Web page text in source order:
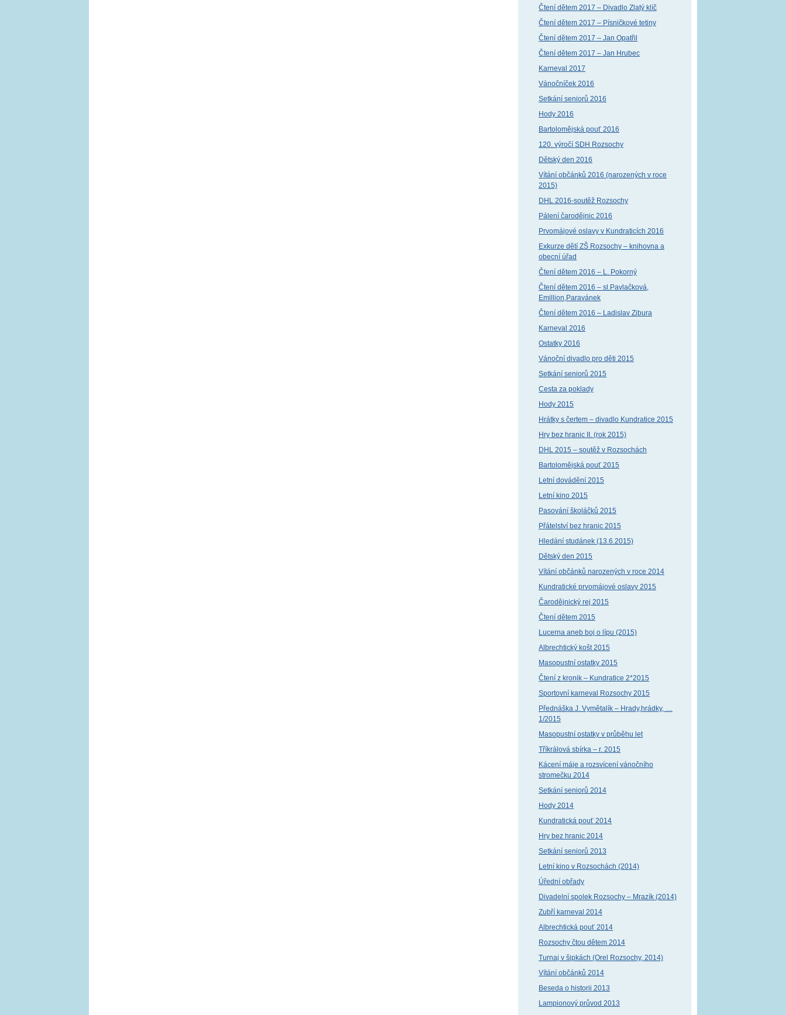
Čtení dětem 2017 – Divadlo Zlatý klíč
Čtení dětem 2017 – Písničkové tetiny
Čtení dětem 2017 – Jan Opatřil
Čtení dětem 2017 – Jan Hrubec
Karneval 2017
Vánočníček 2016
Setkání seniorů 2016
Hody 2016
Bartolomějská pouť 2016
120. výročí SDH Rozsochy
Dětský den 2016
Vítání občánků 2016 (narozených v roce
2015)
DHL 2016-soutěž Rozsochy
Pálení čarodějnic 2016
Prvomájové oslavy v Kundraticích 2016
Exkurze dětí ZŠ Rozsochy – knihovna a
obecní úřad
Čtení dětem 2016 – L. Pokorný
Čtení dětem 2016 – sl.Pavlačková,
Emillion,Paravánek
Čtení dětem 2016 – Ladislav Zibura
Karneval 2016
Ostatky 2016
Vánoční divadlo pro děti 2015
Setkání seniorů 2015
Cesta za poklady
Hody 2015
Hrátky s čertem – divadlo Kundratice 2015
Hry bez hranic II. (rok 2015)
DHL 2015 – soutěž v Rozsochách
Bartolomějská pouť 2015
Letní dovádění 2015
Letní kino 2015
Pasování školáčků 2015
Přátelství bez hranic 2015
Hledání studánek (13.6.2015)
Dětský den 2015
Vítání občánků narozených v roce 2014
Kundratické prvomájové oslavy 2015
Čarodějnický rej 2015
Čtení dětem 2015
Lucerna aneb boj o lípu (2015)
Albrechtický košt 2015
Masopustní ostatky 2015
Čtení z kronik – Kundratice 2*2015
Sportovní karneval Rozsochy 2015
Přednáška J. Vymětalík – Hrady,hrádky, …
1/2015
Masopustní ostatky v průběhu let
Tříkrálová sbírka – r. 2015
Kácení máje a rozsvícení vánočního
stromečku 2014
Setkání seniorů 2014
Hody 2014
Kundratická pouť 2014
Hry bez hranic 2014
Setkání seniorů 2013
Letní kino v Rozsochách (2014)
Úřední obřady
Divadelní spolek Rozsochy – Mrazík (2014)
Zubří karneval 2014
Albrechtická pouť 2014
Rozsochy čtou dětem 2014
Turnaj v šipkách (Orel Rozsochy, 2014)
Vítání občánků 2014
Beseda o historii 2013
Lampionový průvod 2013